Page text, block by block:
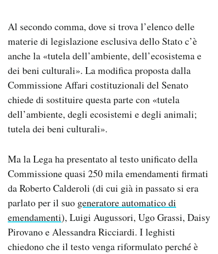
Al secondo comma, dove si trova l’elenco delle
materie di legislazione esclusiva dello Stato c’è
anche la «tutela dell’ambiente, dell’ecosistema e
dei beni culturali». La modifica proposta dalla
Commissione Affari costituzionali del Senato
chiede di sostituire questa parte con «tutela
dell’ambiente, degli ecosistemi e degli animali;
tutela dei beni culturali».
Ma la Lega ha presentato al testo unificato della
Commissione quasi 250 mila emendamenti firmati
da Roberto Calderoli (di cui già in passato si era
parlato per il suo generatore automatico di
emendamenti), Luigi Augussori, Ugo Grassi, Daisy
Pirovano e Alessandra Ricciardi. I leghisti
chiedono che il testo venga riformulato perché è